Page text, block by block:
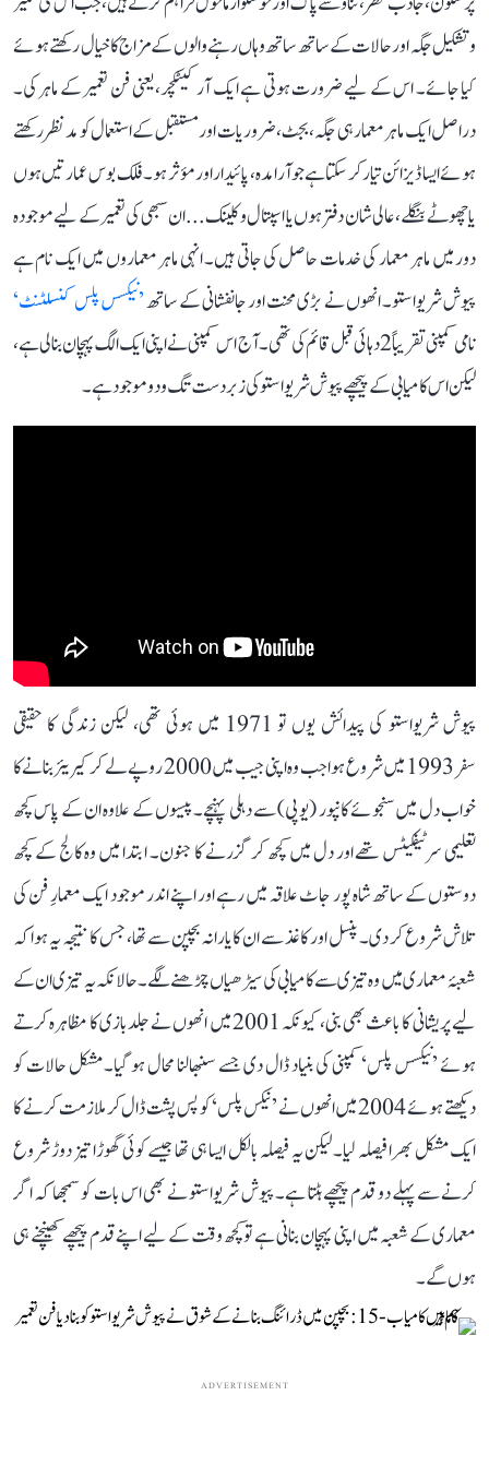
و تشکیل جگہ اور حالات کے ساتھ ساتھ وہاں رہنے والوں کے مزاج کا خیال رکھتے ہوئے
کیا جائے۔ اس کے لیے ضرورت ہوتی ہے ایک آرکیٹکچر، یعنی فن تعمیر کے ماہر کی۔
دراصل ایک ماہر معمار ہی جگہ، بجٹ، ضروریات اور مستقبل کے استعمال کو مدنظر رکھتے
ہوئے ایسا ڈیزائن تیار کر سکتا ہے جو آرامدہ، پائیدار اور مؤثر ہو۔ فلک بوس عمارتیں ہوں
یا چھوٹے بنگلے، عالی شان دفتر ہوں یا اسپتال و کلینک... ان سبھی کی تعمیر کے لیے موجودہ
دور میں ماہر معمار کی خدمات حاصل کی جاتی ہیں۔ انہی ماہر معماروں میں ایک نام ہے
پیوش شریواستو۔ انھوں نے بڑی محنت اور جانفشانی کے ساتھ’نیکسس پلس کنسلٹنٹ‘
نامی کمپنی تقریباً 2 دہائی قبل قائم کی تھی۔ آج اس کمپنی نے اپنی ایک الگ پہچان بنا لی ہے،
لیکن اس کامیابی کے پیچھے پیوش شریواستو کی زبردست تگ و دو موجود ہے۔
پیوش شریواستو کی پیدائش یوں تو 1971 میں ہوئی تھی، لیکن زندگی کا حقیقی
سفر 1993 میں شروع ہوا جب وہ اپنی جیب میں 2000 روپے لے کر کیریئر بنانے کا
خواب دل میں سنجوئے کانپور (یوپی) سے دہلی پہنچے۔ پیسوں کے علاوہ ان کے پاس کچھ
تعلیمی سرٹیفکیٹس تھے اور دل میں کچھ کر گزرنے کا جنون۔ ابتدا میں وہ کالج کے کچھ
دوستوں کے ساتھ شاہ پور جاٹ علاقہ میں رہے اور اپنے اندر موجود ایک معمارِ فن کی
تلاش شروع کر دی۔ پنسل اور کاغذ سے ان کا یارانہ بچپن سے تھا، جس کا نتیجہ یہ ہوا کہ
شعبۂ معماری میں وہ تیزی سے کامیابی کی سیڑھیاں چڑھنے لگے۔ حالانکہ یہ تیزی ان کے
لیے پریشانی کا باعث بھی بنی، کیونکہ 2001 میں انھوں نے جلدبازی کا مظاہرہ کرتے
ہوئے ’نیکسس پلس‘ کمپنی کی بنیاد ڈال دی جسے سنبھالنا محال ہو گیا۔ مشکل حالات کو
دیکھتے ہوئے 2004 میں انھوں نے ’نیکس پلس‘ کو پس پشت ڈال کر ملازمت کرنے کا
ایک مشکل بھرا فیصلہ لیا۔ لیکن یہ فیصلہ بالکل ایسا ہی تھا جیسے کوئی گھوڑا تیز دوڑ شروع
کرنے سے پہلے دو قدم پیچھے ہٹتا ہے۔ پیوش شریواستو نے بھی اس بات کو سمجھا کہ اگر
معماری کے شعبہ میں اپنی پہچان بنانی ہے تو کچھ وقت کے لیے اپنے قدم پیچھے کھینچنے ہی
ہوں گے۔
ADVERTISEMENT